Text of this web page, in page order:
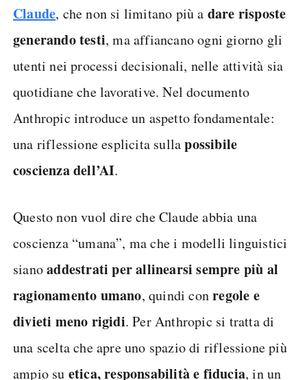
Claude, che non si limitano più a dare risposte
generando testi, ma affiancano ogni giorno gli
utenti nei processi decisionali, nelle attività sia
quotidiane che lavorative. Nel documento
Anthropic introduce un aspetto fondamentale:
una riflessione esplicita sullapossibile
coscienza dell’AI.
Questo non vuol dire che Claude abbia una
coscienza “umana”, ma che i modelli linguistici
sianoaddestrati per allinearsi sempre più al
ragionamento umano, quindi conregole e
divieti meno rigidi. Per Anthropic si tratta di
una scelta che apre uno spazio di riflessione più
ampio su etica, responsabilità e fiducia, in un